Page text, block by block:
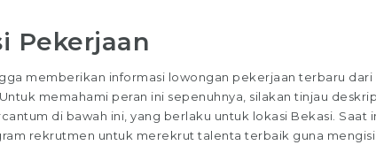
Pekerjaan
memberikan informasi lowongan pekerjaan terbaru dari
memahami peran ini sepenuhnya, silakan tinjau
di bawah ini, yang berlaku untuk lokasi Bekasi. Saat
rekrutmen untuk merekrut talenta terbaik guna